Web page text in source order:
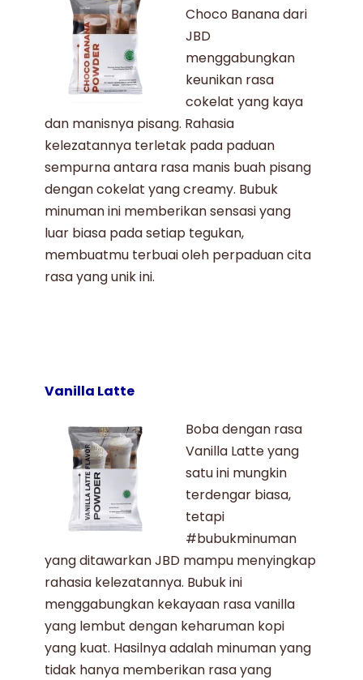
Choco Bananadari
JBD
menggabungkan
keunikan rasa
cokelat yang kaya
dan manisnya pisang. Rahasia
kelezatannya terletak pada paduan
sempurna antara rasa manis buah pisang
dengan cokelat yang creamy. Bubuk
minuman ini memberikan sensasi yang
luar biasa pada setiap tegukan,
membuatmu terbuai oleh perpaduan cita
rasa yang unik ini.
Vanilla Latte
Boba dengan rasa
Vanilla Latteyang
satu ini mungkin
terdengar biasa,
tetapi
#bubukminuman
yang ditawarkan JBD mampu menyingkap
rahasia kelezatannya. Bubuk ini
menggabungkan kekayaan rasa vanilla
yang lembut dengan keharuman kopi
yang kuat. Hasilnya adalah minuman yang
tidak hanya memberikan rasa yang